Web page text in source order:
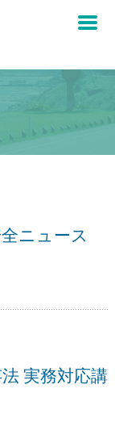
て
ニュース
実務対応講